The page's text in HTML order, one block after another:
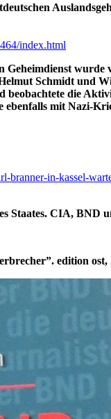
index.html
Schmidt und
beobachtete die
ebenfalls mit Nazi-
in-kassel-
CIA, BND
edition ost,